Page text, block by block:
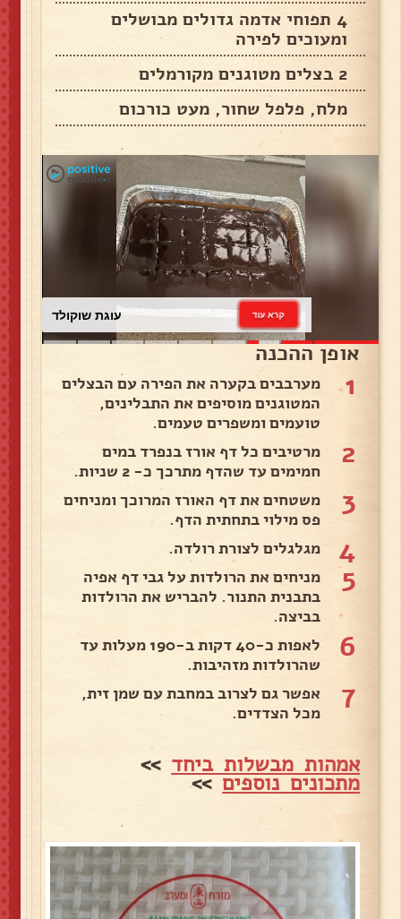
4 תפוחי אדמה גדולים מבושלים
ומעוכים לפירה
2 בצלים מטוגנים מקורמלים
מלח, פלפל שחור, מעט כורכום
עוגת שוקולד קרא עוד
אופן ההכנה
1
מערבבים בקערה את הפירה עם הבצלים
המטוגנים מוסיפים את התבלינים,
טועמים ומשפרים טעמים.
2
מרטיבים כל דף אורז בנפרד במים
חמימים עד שהדף מתרכך כ- 2 שניות.
3
משטחים את דף האורז המרוכך ומניחים
פס מילוי בתחתית הדף.
4 מגלגלים לצורת רולדה.
5
מניחים את הרולדות על גבי דף אפיה
בתבנית התנור. להבריש את הרולדות
בביצה.
6
לאפות כ-40 דקות ב-190 מעלות עד
שהרולדות מזהיבות.
7
אפשר גם לצרוב במחבת עם שמן זית,
מכל הצדדים.
אמהות מבשלות ביחד >>
מתכונים נוספים>>